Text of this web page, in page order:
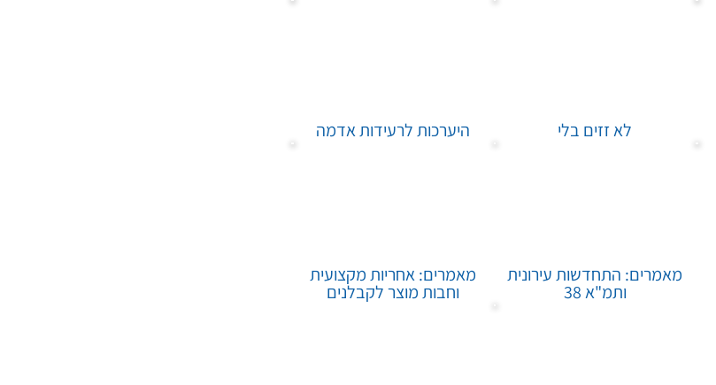
היערכות לרעידות אדמה לא זזים בלי
מאמרים: אחריות מקצועית
וחבות מוצר לקבלנים
מאמרים: התחדשות עירונית
ותמ"א 38